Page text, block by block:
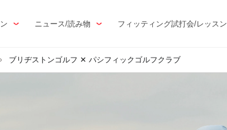
ニュース/読み物 フィッティング試打会/レッスン
ブリヂストンゴルフ ✕ パシフィックゴルフクラブ